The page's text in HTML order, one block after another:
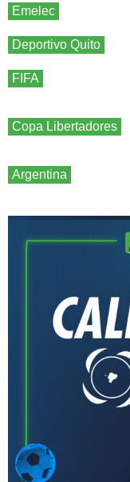
Emelec
Deportivo Quito
FIFA
Copa Libertadores
Argentina